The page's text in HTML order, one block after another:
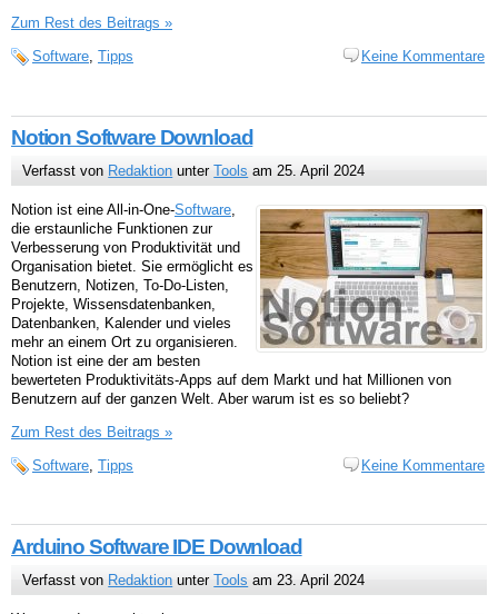
Zum Rest des Beitrags »
Software Tipps Keine Kommentare
Notion Software Download
Verfasst von Redaktion unterTools am 25. April 2024
Notion ist eine All-in-One-Software,
die erstaunliche Funktionen zur
Verbesserung von Produktivität und
Organisation bietet. Sie ermöglicht es
Benutzern, Notizen, To-Do-Listen,
Projekte, Wissensdatenbanken,
Datenbanken, Kalender und vieles
mehr an einem Ort zu organisieren.
Notion ist eine der am besten
bewerteten Produktivitäts-Apps auf dem Markt und hat Millionen von
Benutzern auf der ganzen Welt. Aber warum ist es so beliebt?
Zum Rest des Beitrags »
Software Tipps Keine Kommentare
Arduino Software IDE Download
Verfasst von Redaktion unterTools am 23. April 2024